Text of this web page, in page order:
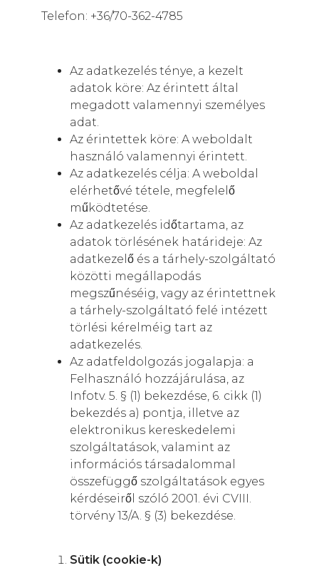
Telefon: +36/70-362-4785
Az adatkezelés ténye, a kezelt
adatok köre: Az érintett által
megadott valamennyi személyes
adat.
Az érintettek köre: A weboldalt
használó valamennyi érintett.
Az adatkezelés célja: A weboldal
elérhetővé tétele, megfelelő
működtetése.
Az adatkezelés időtartama, az
adatok törlésének határideje: Az
adatkezelő és a tárhely-szolgáltató
közötti megállapodás
megszűnéséig, vagy az érintettnek
a tárhely-szolgáltató felé intézett
törlési kérelméig tart az
adatkezelés.
Az adatfeldolgozás jogalapja: a
Felhasználó hozzájárulása, az
Infotv. 5. § (1) bekezdése, 6. cikk (1)
bekezdés a) pontja, illetve az
elektronikus kereskedelemi
szolgáltatások, valamint az
információs társadalommal
összefüggő szolgáltatások egyes
kérdéseiről szóló 2001. évi CVIII.
törvény 13/A. § (3) bekezdése.
Sütik (cookie-k)